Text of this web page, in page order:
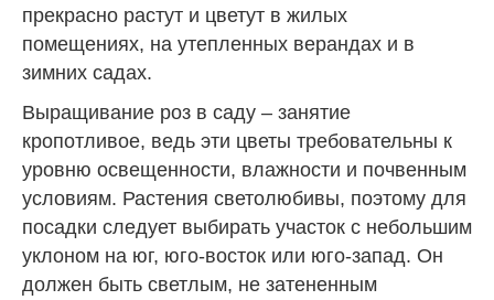
прекрасно растут и цветут в жилых
помещениях, на утепленных верандах и в
зимних садах.
Выращивание роз в саду – занятие
кропотливое, ведь эти цветы требовательны к
уровню освещенности, влажности и почвенным
условиям. Растения светолюбивы, поэтому для
посадки следует выбирать участок с небольшим
уклоном на юг, юго-восток или юго-запад. Он
должен быть светлым, не затененным